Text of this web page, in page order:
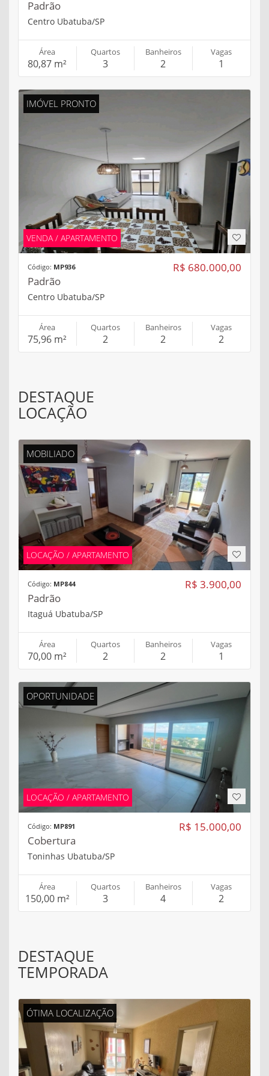
Padrão
Centro Ubatuba/SP
Área
80,87 m²
Quartos
3
Banheiros
2
Vagas
1
IMÓVEL PRONTO
VENDA / APARTAMENTO
R$ 680.000,00
Código: MP936
Padrão
Centro Ubatuba/SP
Área
75,96 m²
Quartos
2
Banheiros
2
Vagas
2
DESTAQUE
LOCAÇÃO
MOBILIADO
LOCAÇÃO / APARTAMENTO
R$ 3.900,00
Código: MP844
Padrão
Itaguá Ubatuba/SP
Área
70,00 m²
Quartos
2
Banheiros
2
Vagas
1
OPORTUNIDADE
LOCAÇÃO / APARTAMENTO
R$ 15.000,00
Código: MP891
Cobertura
Toninhas Ubatuba/SP
Área
150,00 m²
Quartos
3
Banheiros
4
Vagas
2
DESTAQUE
TEMPORADA
ÓTIMA LOCALIZAÇÃO